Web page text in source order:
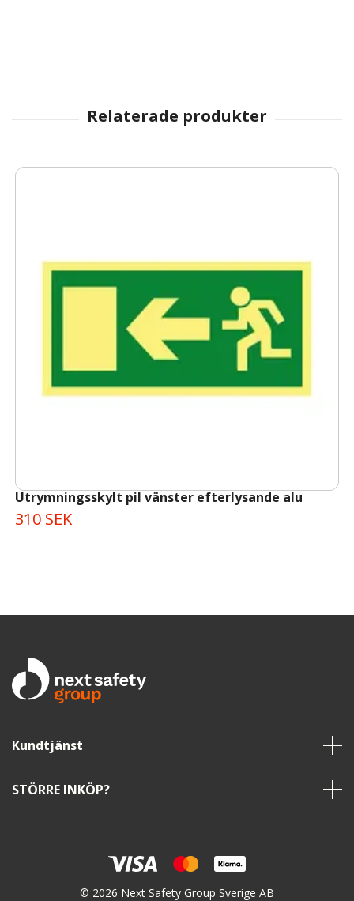
Utrymningsskylt pil vänster efterlysande alu
310 SEK
Kundtjänst
STÖRRE INKÖP?
© 2026 Next Safety Group Sverige AB